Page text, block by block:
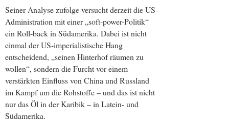
Seiner Analyse zufolge versucht derzeit die US-
Administration mit einer „soft-power-Politik“
ein Roll-back in Südamerika. Dabei ist nicht
einmal der US-imperialistische Hang
entscheidend, „seinen Hinterhof räumen zu
wollen“, sondern die Furcht vor einem
verstärkten Einfluss von China und Russland
im Kampf um die Rohstoffe – und das ist nicht
nur das Öl in der Karibik – in Latein- und
Südamerika.